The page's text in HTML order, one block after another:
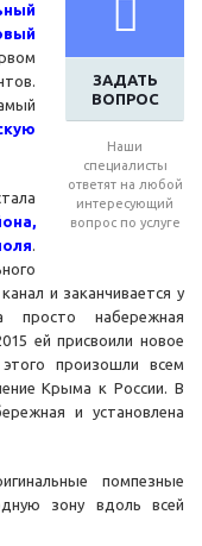
ЗАДАТЬ
ВОПРОС
Наши
специалисты
ответят на любой
интересующий
вопрос по услуге
.
и заканчивается у
просто набережная
ей присвоили новое
произошли всем
Крыма к России. В
и установлена
помпезные
зону вдоль всей